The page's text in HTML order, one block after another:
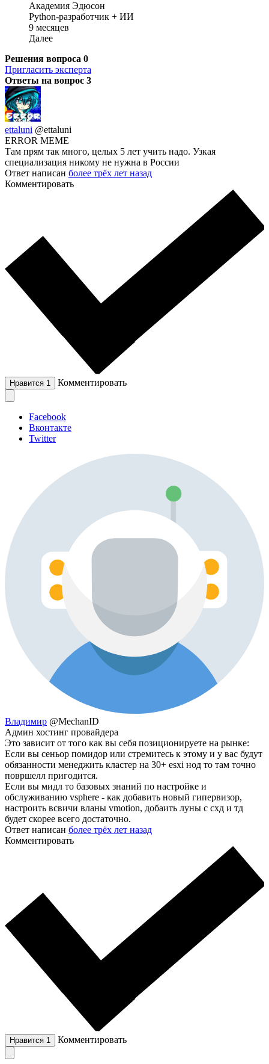
Академия Эдюсон
Python-разработчик + ИИ
9 месяцев
Далее
Решения вопроса 0
Пригласить эксперта
Ответы на вопрос 3
ettaluni @ettaluni
ERROR MEME
Там прям так много, целых 5 лет учить надо. Узкая
специализация никому не нужна в России
Ответ написан более трёх лет назад
Комментировать
Нравится 1 Комментировать
Facebook
Вконтакте
Twitter
Владимир @MechanID
Админ хостинг провайдера
Это зависит от того как вы себя позиционируете на рынке:
Если вы сеньор помидор или стремитесь к этому и у вас будут
обязанности менеджить кластер на 30+ esxi нод то там точно
површелл пригодится.
Если вы мидл то базовых знаний по настройке и
обслуживанию vsphere - как добавить новый гипервизор,
настроить всвичи вланы vmotion, добаить луны с схд и тд
будет скорее всего достаточно.
Ответ написан более трёх лет назад
Комментировать
Нравится 1 Комментировать